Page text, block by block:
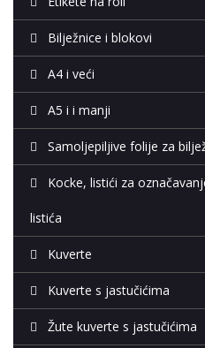
Bilježnice i blokovi
A4 i veći
A5 i i manji
Samoljepiljive folije za
Kocke, listići za
listića
Kuverte
Kuverte s jastučićima
Žute kuverte s jastučićima